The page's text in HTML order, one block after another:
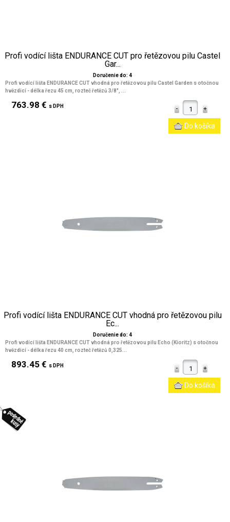
Profi vodící lišta ENDURANCE CUT pro řetězovou pilu Castel
Gar...
Doručenie do: 4
Profi vodící lišta ENDURANCE CUT vhodná pro řetězovou pilu Castel Garden s otočnou
hvězdicí - délka řezu 45 cm, rozteč řetězů 3/8", ...
763.98 € s DPH
Profi vodící lišta ENDURANCE CUT vhodná pro řetězovou pilu
Ec...
Doručenie do: 4
Profi vodící lišta ENDURANCE CUT vhodná pro řetězovou pilu Echo (Kioritz) s otočnou
hvězdicí - délka řezu 40 cm, rozteč řetězů 0,325...
893.45 € s DPH